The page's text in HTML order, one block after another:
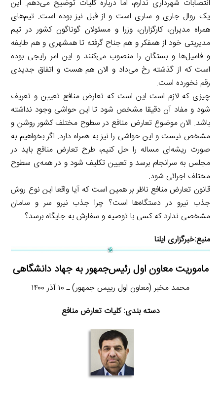
انتصابات شهرداری ندارم، اما درباره کلیات توضیح می‌دهم. این
یک روال جاری و ساری است و از قبل نیز بوده است. تیم‌های
همراه مدیران، کارگزاران، وزرا و مسئولان گوناگون کشور در تیم
مدیریتی خود از همفکر و هم جناح گرفته تا همشهری و هم طایفه
و فامیل‌ها و بستگان را منصوب می‌کنند و این امر رایجی بوده
است که از گذشته رخ می‌داد و الان هم هست و اتفاق جدیدی
رقم نخورده است.
چیزی که لازم است این است که تعارض منافع تعیین و تعریف
شود و مفاد آن دقیقا مشخص شود تا این حواشی وجود نداشته
باشد. الان موضوع تعارض منافع در سطوح مختلف کشور روشن و
مشخص نیست و این حواشی را نیز به همراه دارد. اگر بخواهیم به
صورت ریشه‌ای مساله را حل کنیم، طرح تعارض منافع باید در
مجلس به سرانجام برسد و تعیین تکلیف شود و در همه‌ی سطوح
مختلف اجرائی شود.
قانون تعارض منافع ناظر بر همین است که آیا واقعا این نوع روش
جذب نیرو در دستگاه‌ها است؟ چرا جذب نیرو سر و سامان
مشخصی ندارد که کسی با توصیه و سفارش به جایگاه برسد؟
منبع:خبرگزاری ایلنا
ماموریت معاون اول رئیس‌جمهور به جهاد دانشگاهی
محمد مخبر (معاون اول رییس جمهور) ـ ۱۰ آذر ۱۴۰۰
دسته بندی: کلیات تعارض منافع